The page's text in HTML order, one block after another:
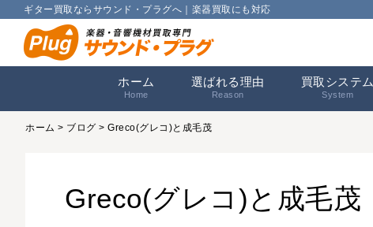
ギター買取ならサウンド・プラグへ｜楽器買取にも対応
ホーム
Home
選ばれる理由
Reason
買取システム
System
ホーム > ブログ > Greco(グレコ)と成毛茂
Greco(グレコ)と成毛茂